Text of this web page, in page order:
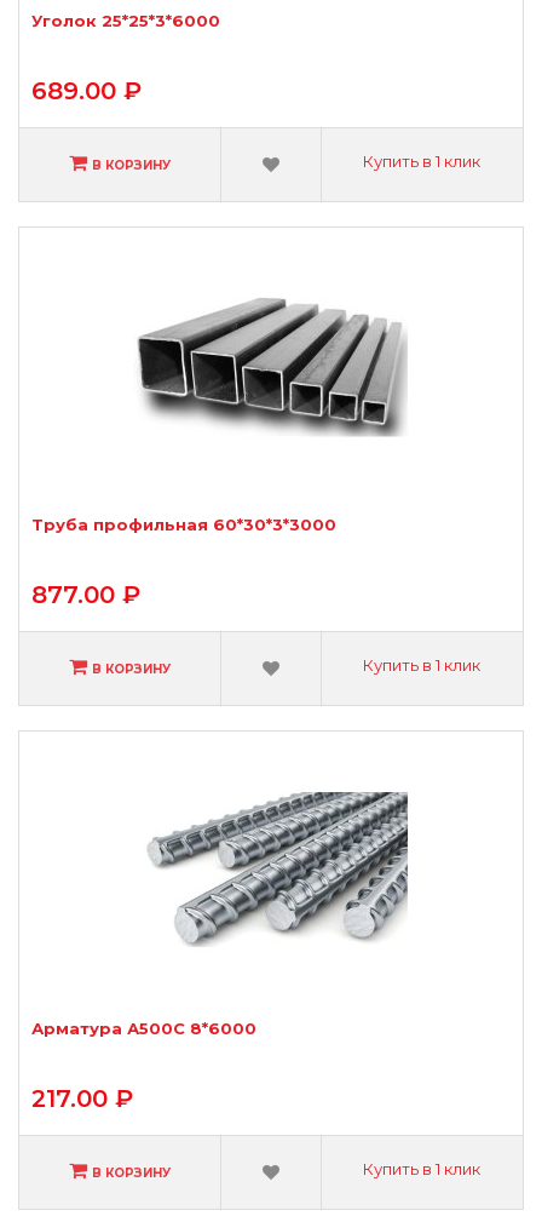
Уголок 25*25*3*6000
689.00 ₽
В КОРЗИНУ Купить в 1 клик
Труба профильная 60*30*3*3000
877.00 ₽
В КОРЗИНУ Купить в 1 клик
Арматура А500С 8*6000
217.00 ₽
В КОРЗИНУ Купить в 1 клик